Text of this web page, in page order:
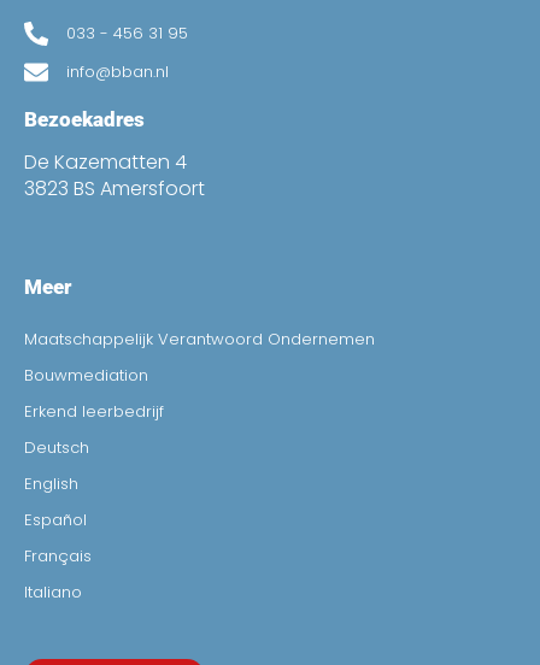
033 - 456 31 95
info@bban.nl
Bezoekadres
De Kazematten 4
3823 BS Amersfoort
Meer
Maatschappelijk Verantwoord Ondernemen
Bouwmediation
Erkend leerbedrijf
Deutsch
English
Español
Français
Italiano